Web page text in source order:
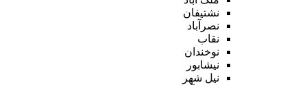
نشتیفان
نصرآباد
نقاب
نوخندان
نیشابور
نیل شهر